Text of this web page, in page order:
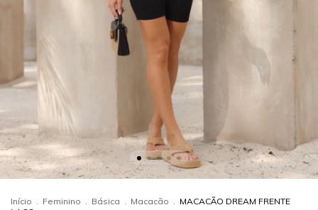
Início . Feminino . Básica . Macacão . MACACÃO DREAM FRENTE